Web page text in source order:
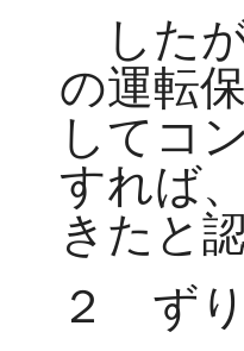
したが
の運転
してコ
すれば
きたと
２ ずり